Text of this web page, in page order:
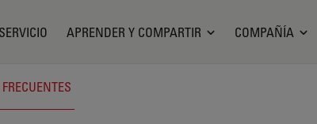
SERVICIO APRENDER Y COMPARTIR COMPAÑÍA